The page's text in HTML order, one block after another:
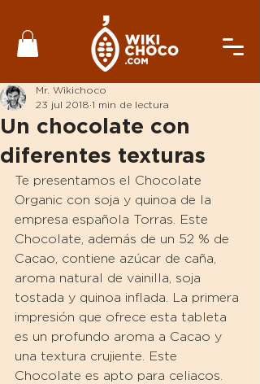
Un chocolate con
diferentes texturas
Mr. Wikichoco
23 jul 2018 1 min de lectura
Te presentamos el Chocolate
Organic con soja y quinoa de la
empresa española Torras. Este
Chocolate, además de un 52 % de
Cacao, contiene azúcar de caña,
aroma natural de vainilla, soja
tostada y quinoa inflada. La primera
impresión que ofrece esta tableta
es un profundo aroma a Cacao y
una textura crujiente. Este
Chocolate es apto para celiacos.